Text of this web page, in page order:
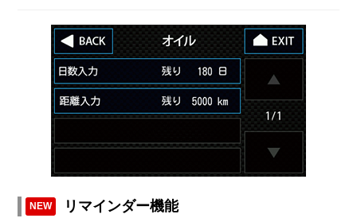
NEW リマインダー機能